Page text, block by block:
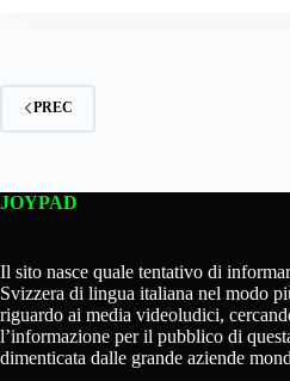
PREC
JOYPAD
Il sito nasce quale tentativo di
Svizzera di lingua italiana nel modo
riguardo ai media videoludici,
l’informazione per il pubblico di
dimenticata dalle grande aziende